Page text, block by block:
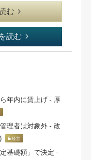
む
読む
年内に賃上げ - 厚
理者は対象外 - 改
経営
基礎額」で決定 -